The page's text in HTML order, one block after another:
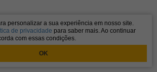
personalizar a sua experiência em nosso site.
de privacidade para saber mais. Ao continuar
com essas condições.
OK